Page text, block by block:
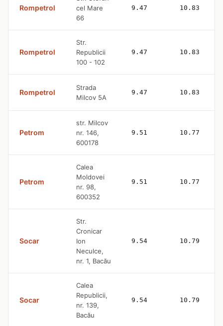
Rompetrol
cel Mare
66
9.47 10.83
Rompetrol
Str.
Republicii
100 - 102
9.47 10.83
Rompetrol
Strada
Milcov 5A
9.47 10.83
Petrom
str. Milcov
nr. 146,
600178
9.51 10.77
Petrom
Calea
Moldovei
nr. 98,
600352
9.51 10.77
Socar
Str.
Cronicar
Ion
Neculce,
nr. 1, Bacău
9.54 10.79
Socar
Calea
Republicii,
nr. 139,
Bacău
9.54 10.79